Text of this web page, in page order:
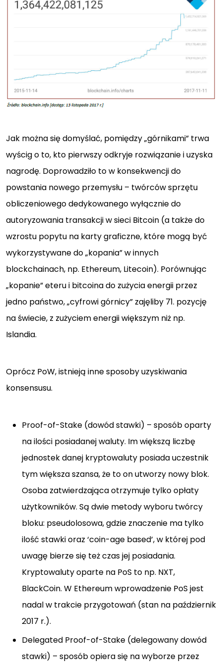
Jak można się domyślać, pomiędzy „górnikami” trwa
wyścig o to, kto pierwszy odkryje rozwiązanie i uzyska
nagrodę. Doprowadziło to w konsekwencji do
powstania nowego przemysłu – twórców sprzętu
obliczeniowego dedykowanego wyłącznie do
autoryzowania transakcji w sieci Bitcoin (a także do
wzrostu popytu na karty graficzne, które mogą być
wykorzystywane do „kopania” w innych
blockchainach, np. Ethereum, Litecoin). Porównując
„kopanie” eteru i bitcoina do zużycia energii przez
jedno państwo, „cyfrowi górnicy” zajęliby 71. pozycję
na świecie, z zużyciem energii większym niż np.
Islandia.
Oprócz PoW, istnieją inne sposoby uzyskiwania
konsensusu.
Proof-of-Stake (dowód stawki) – sposób oparty
na ilości posiadanej waluty. Im większą liczbę
jednostek danej kryptowaluty posiada uczestnik
tym większa szansa, że to on utworzy nowy blok.
Osoba zatwierdzająca otrzymuje tylko opłaty
użytkowników. Są dwie metody wyboru twórcy
bloku: pseudolosowa, gdzie znaczenie ma tylko
ilość stawki oraz ‘coin-age based’, w której pod
uwagę bierze się też czas jej posiadania.
Kryptowaluty oparte na PoS to np. NXT,
BlackCoin. W Ethereum wprowadzenie PoS jest
nadal w trakcie przygotowań (stan na październik
2017 r.).
Delegated Proof-of-Stake (delegowany dowód
stawki) – sposób opiera się na wyborze przez